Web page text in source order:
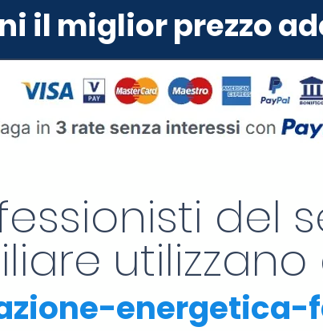
il miglior prezzo
del
utilizzano
energetica-